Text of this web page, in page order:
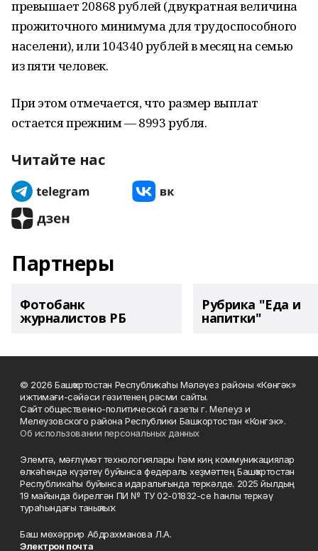
превышает 20868 рублей (двукратная величина
прожиточного минимума для трудоспособного
населени), или 104340 рублей в месяц на семью
из пяти человек.
При этом отмечается, что размер выплат
остается прежним — 8993 рубля.
Читайте нас
Партнеры
Фотобанк
журналистов РБ
Рубрика "Еда и
напитки"
© 2026 Башҡортостан Республикаһы Мәләүез районы «Көнгәк»
ижтимағи-сәйәси гәзитенең рәсми сайты.
Сайт общественно-политической газеты г. Мелеуз и
Мелеузовского района Республики Башкортостан «Конгэк».
Об использовании персональных данных
Элемтә, мәғлүмәт технологиялары һәм киң коммуникациялар
өлкәһендә күҙәтеү буйынса федераль хеҙмәттең Башҡортостан
Республикаһы буйынса идаралығында теркәлде. 2025 йылдың
19 майында бирелгән ПИ № ТУ 02-01832-се һанлы теркәү
тураһындағы таныҡлыҡ.
Баш мөхәррир Абдрахманова Л.А.
Электрон почта